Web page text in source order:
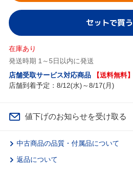
セットで買う
在庫あり
発送時期 1～5日以内に発送
店舗受取サービス対応商品
【送料無料】
店舗到着予定：8/12(水)～8/17(月)
値下げのお知らせを受け取る
中古商品の品質・付属品について
返品について